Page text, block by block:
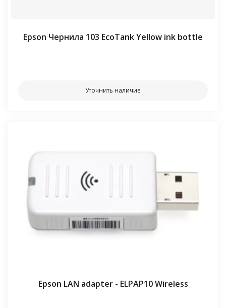
Epson Чернила 103 EcoTank Yellow ink bottle
Уточнить наличие
Epson LAN adapter - ELPAP10 Wireless